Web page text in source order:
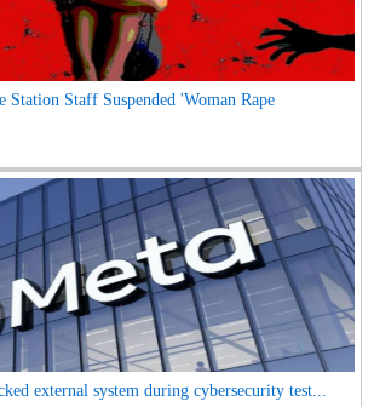
Station Staff Suspended 'Woman Rape
external system during cybersecurity test...